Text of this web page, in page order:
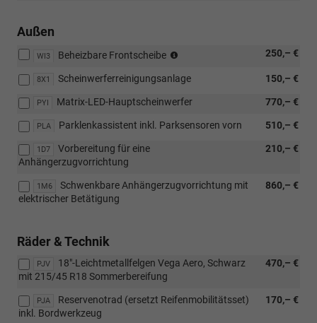
Außen
WI3 250,– €
Beheizbare Frontscheibe
Verbindung
beheizbaren
8X1 150,– €
Scheinwerferreinigungsanlage
PYI 770,– €
Matrix-LED-Hauptscheinwerfer
PLA 510,– €
Parklenkassistent inkl. Parksensoren vorn
1D7 210,– €
Vorbereitung für eine
Anhängerzugvorrichtung
1M6 860,– €
Schwenkbare Anhängerzugvorrichtung mit
elektrischer Betätigung
Räder & Technik
PJV 470,– €
18"-Leichtmetallfelgen Vega Aero, Schwarz
mit 215/45 R18 Sommerbereifung
PJA 170,– €
Reservenotrad (ersetzt Reifenmobilitätsset)
inkl. Bordwerkzeug